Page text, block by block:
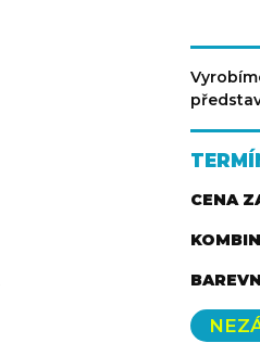
CENA